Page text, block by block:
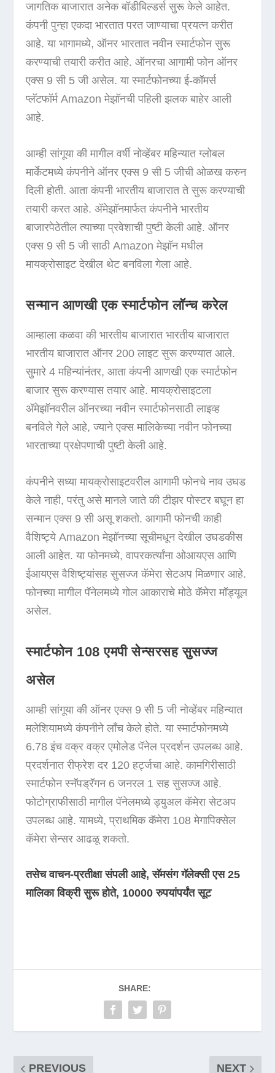
जागतिक बाजारात अनेक बॉडीबिल्डर्स सुरू केले आहेत.
कंपनी पुन्हा एकदा भारतात परत जाण्याचा प्रयत्न करीत
आहे. या भागामध्ये, ऑनर भारतात नवीन स्मार्टफोन सुरू
करण्याची तयारी करीत आहे. ऑनरचा आगामी फोन ऑनर
एक्स 9 सी 5 जी असेल. या स्मार्टफोनच्या ई-कॉमर्स
प्लॅटफॉर्म Amazon मेझॉनची पहिली झलक बाहेर आली
आहे.
आम्ही सांगूया की मागील वर्षी नोव्हेंबर महिन्यात ग्लोबल
मार्केटमध्ये कंपनीने ऑनर एक्स 9 सी 5 जीची ओळख करुन
दिली होती. आता कंपनी भारतीय बाजारात ते सुरू करण्याची
तयारी करत आहे. अ‍ॅमेझॉनमार्फत कंपनीने भारतीय
बाजारपेठेतील त्याच्या प्रवेशाची पुष्टी केली आहे. ऑनर
एक्स 9 सी 5 जी साठी Amazon मेझॉन मधील
मायक्रोसाइट देखील थेट बनविला गेला आहे.
सन्मान आणखी एक स्मार्टफोन लॉन्च करेल
आम्हाला कळवा की भारतीय बाजारात भारतीय बाजारात
भारतीय बाजारात ऑनर 200 लाइट सुरू करण्यात आले.
सुमारे 4 महिन्यांनंतर, आता कंपनी आणखी एक स्मार्टफोन
बाजार सुरू करण्यास तयार आहे. मायक्रोसाइटला
अ‍ॅमेझॉनवरील ऑनरच्या नवीन स्मार्टफोनसाठी लाइव्ह
बनविले गेले आहे, ज्याने एक्स मालिकेच्या नवीन फोनच्या
भारताच्या प्रक्षेपणाची पुष्टी केली आहे.
कंपनीने सध्या मायक्रोसाइटवरील आगामी फोनचे नाव उघड
केले नाही, परंतु असे मानले जाते की टीझर पोस्टर बघून हा
सन्मान एक्स 9 सी असू शकतो. आगामी फोनची काही
वैशिष्ट्ये Amazon मेझॉनच्या सूचीमधून देखील उघडकीस
आली आहेत. या फोनमध्ये, वापरकर्त्यांना ओआयएस आणि
ईआयएस वैशिष्ट्यांसह सुसज्ज कॅमेरा सेटअप मिळणार आहे.
फोनच्या मागील पॅनेलमध्ये गोल आकाराचे मोठे कॅमेरा मॉड्यूल
असेल.
स्मार्टफोन 108 एमपी सेन्सरसह सुसज्ज
असेल
आम्ही सांगूया की ऑनर एक्स 9 सी 5 जी नोव्हेंबर महिन्यात
मलेशियामध्ये कंपनीने लाँच केले होते. या स्मार्टफोनमध्ये
6.78 इंच वक्र वक्र एमोलेड पॅनेल प्रदर्शन उपलब्ध आहे.
प्रदर्शनात रीफ्रेश दर 120 हर्ट्जचा आहे. कामगिरीसाठी
स्मार्टफोन स्नॅपड्रॅगन 6 जनरल 1 सह सुसज्ज आहे.
फोटोग्राफीसाठी मागील पॅनेलमध्ये ड्युअल कॅमेरा सेटअप
उपलब्ध आहे. यामध्ये, प्राथमिक कॅमेरा 108 मेगापिक्सेल
कॅमेरा सेन्सर आढळू शकतो.
तसेच वाचन-प्रतीक्षा संपली आहे, सॅमसंग गॅलेक्सी एस 25
मालिका विक्री सुरू होते, 10000 रुपयांपर्यंत सूट
SHARE:
PREVIOUS NEXT